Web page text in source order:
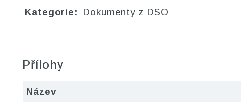
Kategorie:
Dokumenty z DSO
Přílohy
Název